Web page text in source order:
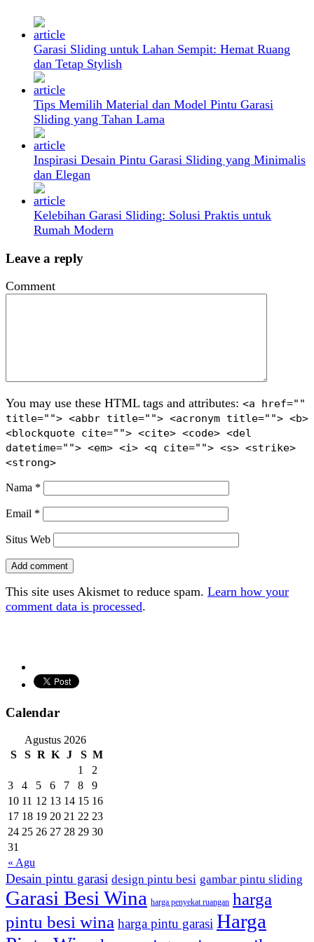
Garasi Sliding untuk Lahan Sempit: Hemat Ruang
dan Tetap Stylish
Tips Memilih Material dan Model Pintu Garasi
Sliding yang Tahan Lama
Inspirasi Desain Pintu Garasi Sliding yang Minimalis
dan Elegan
Kelebihan Garasi Sliding: Solusi Praktis untuk
Rumah Modern
Leave a reply
Comment
You may use these HTML tags and attributes: <a href=""
title=""> <abbr title=""> <acronym title=""> <b>
<blockquote cite=""> <cite> <code> <del
datetime=""> <em> <i> <q cite=""> <s> <strike>
<strong>
Nama *
Email *
Situs Web
This site uses Akismet to reduce spam. Learn how your
comment data is processed.
Calendar
Agustus 2026
S
S R K J S M
« Agu
1
2
3
4 5 6 7 8
9
10 11 12 13 14 15 16
17 18 19 20 21 22 23
24 25 26 27 28 29 30
31
Desain pintu garasi design pintu besi gambar pintu sliding
Garasi Besi Wina harga penyekat ruangan harga
pintu besi wina harga pintu garasi Harga